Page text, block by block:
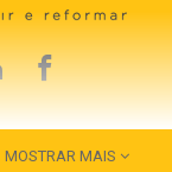
MOSTRAR MAIS